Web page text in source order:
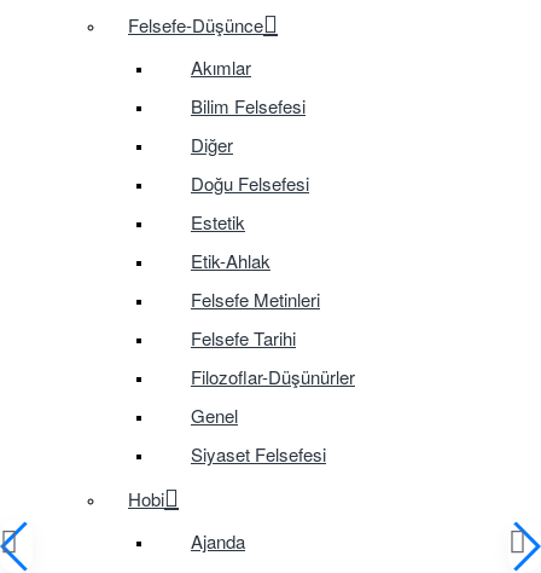
Felsefe-Düşünce
Akımlar
Bilim Felsefesi
Diğer
Doğu Felsefesi
Estetik
Etik-Ahlak
Felsefe Metinleri
Felsefe Tarihi
Filozoflar-Düşünürler
Genel
Siyaset Felsefesi
Hobi
Ajanda